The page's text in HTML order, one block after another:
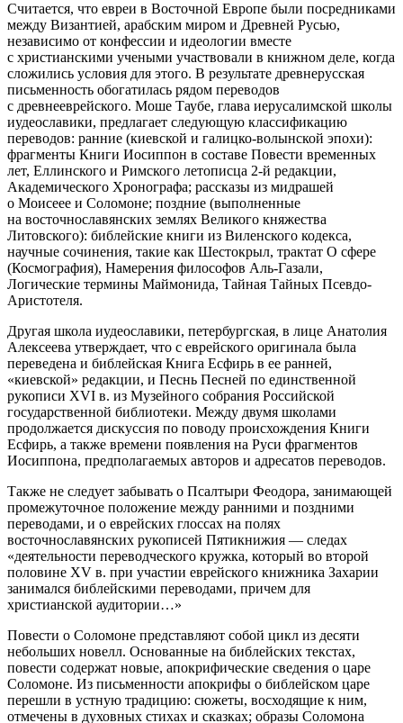
Считается, что евреи в Восточной Европе были посредниками
между Византией, арабским миром и Древней Русью,
независимо от конфессии и идеологии вместе
с христианскими учеными участвовали в книжном деле, когда
сложились условия для этого. В результате древнерусская
письменность обогатилась рядом переводов
с древнееврейского. Моше Таубе, глава иерусалимской школы
иудеославики, предлагает следующую классификацию
переводов: ранние (киевской и галицко-волынской эпохи):
фрагменты Книги Иосиппон в составе Повести временных
лет, Еллинского и Римского летописца 2-й редакции,
Академического Хронографа; рассказы из мидрашей
о Моисеее и Соломоне; поздние (выполненные
на восточнославянских землях Великого княжества
Литовского): библейские книги из Виленского кодекса,
научные сочинения, такие как Шестокрыл, трактат О сфере
(Космография), Намерения философов Аль-Газали,
Логические термины Маймонида, Тайная Тайных Псевдо-
Аристотеля.
Другая школа иудеославики, петербургская, в лице Анатолия
Алексеева утверждает, что с еврейского оригинала была
переведена и библейская Книга Есфирь в ее ранней,
«киевской» редакции, и Песнь Песней по единственной
рукописи XVI в. из Музейного собрания Российской
государственной библиотеки. Между двумя школами
продолжается дискуссия по поводу происхождения Книги
Есфирь, а также времени появления на Руси фрагментов
Иосиппона, предполагаемых авторов и адресатов переводов.
Также не следует забывать о Псалтыри Феодора, занимающей
промежуточное положение между ранними и поздними
переводами, и о еврейских глоссах на полях
восточнославянских рукописей Пятикнижия — следах
«деятельности переводческого кружка, который во второй
половине XV в. при участии еврейского книжника Захарии
занимался библейскими переводами, причем для
христианской аудитории…»
Повести о Соломоне представляют собой цикл из десяти
небольших новелл. Основанные на библейских текстах,
повести содержат новые, апокрифические сведения о царе
Соломоне. Из письменности апокрифы о библейском царе
перешли в устную традицию: сюжеты, восходящие к ним,
отмечены в духовных стихах и сказках; образы Соломона